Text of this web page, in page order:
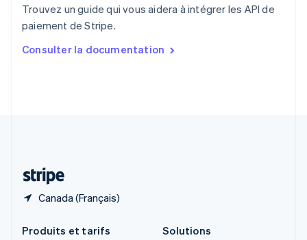
Trouvez un guide qui vous aidera à intégrer les API de
paiement de Stripe.
Consulter la documentation
Canada (Français)
Singapour
English 简体中文
English
Produits et tarifs
Solutions